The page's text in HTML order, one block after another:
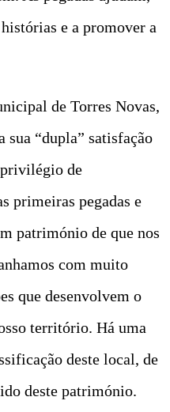
e a promover a
de Torres Novas,
sua “dupla” satisfação
de
primeiras pegadas e
património de que nos
com muito
que desenvolvem o
território. Há uma
deste local, de
deste património.